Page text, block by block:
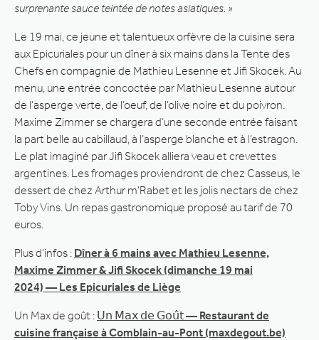
surprenante sauce teintée de notes asiatiques. »
Le 19 mai, ce jeune et talentueux orfèvre de la cuisine sera
aux Epicuriales pour un dîner à six mains dans la Tente des
Chefs en compagnie de Mathieu Lesenne et Jifi Skocek. Au
menu, une entrée concoctée par Mathieu Lesenne autour
de l’asperge verte, de l’oeuf, de l’olive noire et du poivron.
Maxime Zimmer se chargera d’une seconde entrée faisant
la part belle au cabillaud, à l’asperge blanche et à l’estragon.
Le plat imaginé par Jifi Skocek alliera veau et crevettes
argentines. Les fromages proviendront de chez Casseus, le
dessert de chez Arthur m’Rabet et les jolis nectars de chez
Toby Vins. Un repas gastronomique proposé au tarif de 70
euros.
Plus d’infos : Dîner à 6 mains avec Mathieu Lesenne,
Maxime Zimmer & Jifi Skocek (dimanche 19 mai
2024) — Les Epicuriales de Liège
Un Max de goût : 𝖴𝗇 𝖬𝖺𝗑 𝖽𝖾 𝖦𝗈𝗎̂𝗍 — Restaurant de
cuisine française à Comblain-au-Pont (maxdegout.be)